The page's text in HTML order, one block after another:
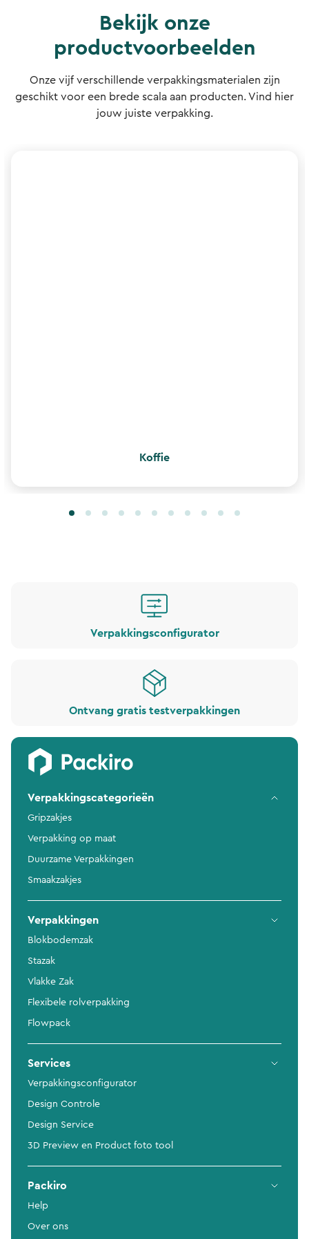
Bekijk onze
productvoorbeelden
Onze vijf verschillende verpakkingsmaterialen zijn
geschikt voor een brede scala aan producten. Vind hier
jouw juiste verpakking.
Koffie
Verpakkingsconfigurator
Ontvang gratis testverpakkingen
Verpakkingscategorieën
Gripzakjes
Verpakking op maat
Duurzame Verpakkingen
Smaakzakjes
Verpakkingen
Blokbodemzak
Stazak
Vlakke Zak
Flexibele rolverpakking
Flowpack
Services
Verpakkingsconfigurator
Design Controle
Design Service
3D Preview en Product foto tool
Packiro
Help
Over ons